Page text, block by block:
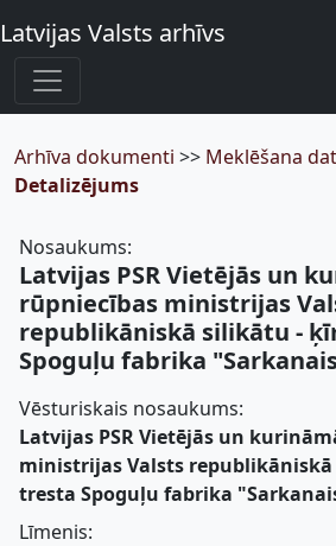
Latvijas Valsts arhīvs
Arhīva dokumenti >> Meklēšana
Detalizējums
Nosaukums:
Latvijas PSR Vietējās un
rūpniecības ministrijas
republikāniskā silikātu -
Spoguļu fabrika
Vēsturiskais nosaukums:
Latvijas PSR Vietējās un
ministrijas Valsts
tresta Spoguļu fabrika
Līmenis: